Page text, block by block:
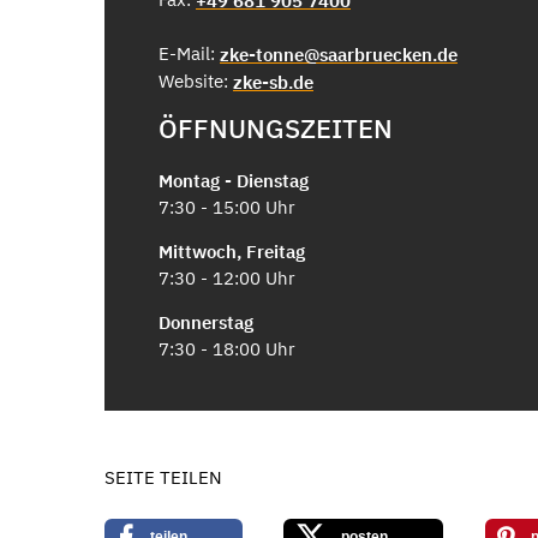
E-Mail: zke-tonne@saarbruecken.de
Website: zke-sb.de
ÖFFNUNGSZEITEN
Montag - Dienstag
7:30 - 15:00 Uhr
Mittwoch, Freitag
7:30 - 12:00 Uhr
Donnerstag
7:30 - 18:00 Uhr
SEITE TEILEN